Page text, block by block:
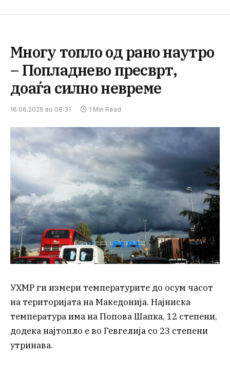
Многу топло од рано наутро
– Попладнево пресврт,
доаѓа силно невреме
16.06.2026 во 08:31 1 Min Read
УХМР ги измери температурите до осум часот
на територијата на Македонија. Најниска
температура има на Попова Шапка, 12 степени,
додека најтопло е во Гевгелија со 23 степени
утринава.